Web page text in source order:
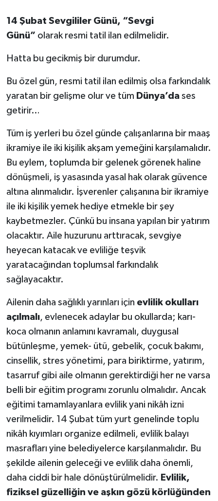
14 Şubat Sevgililer Günü, “Sevgi
Günü” olarak resmi tatil ilan edilmelidir.
Hatta bu gecikmiş bir durumdur.
Bu özel gün, resmi tatil ilan edilmiş olsa farkındalık
yaratan bir gelişme olur ve tüm Dünya’da ses
getirir…
Tüm iş yerleri bu özel günde çalışanlarına bir maaş
ikramiye ile iki kişilik akşam yemeğini karşılamalıdır.
Bu eylem, toplumda bir gelenek görenek haline
dönüşmeli, iş yasasında yasal hak olarak güvence
altına alınmalıdır. İşverenler çalışanına bir ikramiye
ile iki kişilik yemek hediye etmekle bir şey
kaybetmezler. Çünkü bu insana yapılan bir yatırım
olacaktır. Aile huzurunu arttıracak, sevgiye
heyecan katacak ve evliliğe teşvik
yaratacağından toplumsal farkındalık
sağlayacaktır.
Ailenin daha sağlıklı yarınları için evlilik okulları
açılmalı, evlenecek adaylar bu okullarda; karı-
koca olmanın anlamını kavramalı, duygusal
bütünleşme, yemek- ütü, gebelik, çocuk bakımı,
cinsellik, stres yönetimi, para biriktirme, yatırım,
tasarruf gibi aile olmanın gerektirdiği her ne varsa
belli bir eğitim programı zorunlu olmalıdır. Ancak
eğitimi tamamlayanlara evlilik yani nikâh izni
verilmelidir. 14 Şubat tüm yurt genelinde toplu
nikâh kıyımları organize edilmeli, evlilik balayı
masrafları yine belediyelerce karşılanmalıdır. Bu
şekilde ailenin geleceği ve evlilik daha önemli,
daha ciddi bir hale dönüştürülmelidir. Evlilik,
fiziksel güzelliğin ve aşkın gözü körlüğünden